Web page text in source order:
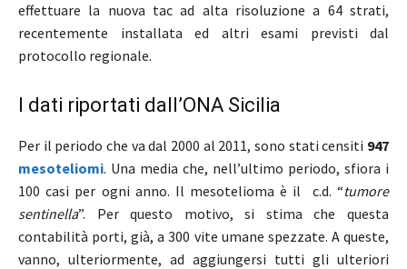
effettuare la nuova tac ad alta risoluzione a 64 strati,
recentemente installata ed altri esami previsti dal
protocollo regionale.
I dati riportati dall’ONA Sicilia
Per il periodo che va dal 2000 al 2011, sono stati censiti 947
mesoteliomi. Una media che, nell’ultimo periodo, sfiora i
100 casi per ogni anno. Il mesotelioma è il c.d. “tumore
sentinella”. Per questo motivo, si stima che questa
contabilità porti, già, a 300 vite umane spezzate. A queste,
vanno, ulteriormente, ad aggiungersi tutti gli ulteriori